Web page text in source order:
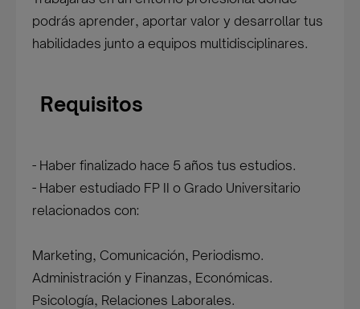
podrás aprender, aportar valor y desarrollar tus
habilidades junto a equipos multidisciplinares.
Requisitos
- Haber finalizado hace 5 años tus estudios.
- Haber estudiado FP II o Grado Universitario
relacionados con:
Marketing, Comunicación, Periodismo.
Administración y Finanzas, Económicas.
Psicología, Relaciones Laborales.